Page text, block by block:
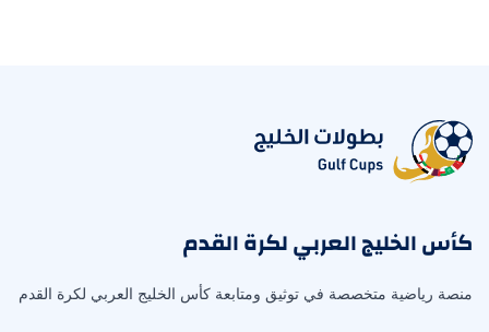
كأس الخليج العربي لكرة القدم
منصة رياضية متخصصة في توثيق ومتابعة كأس الخليج العربي لكرة القدم